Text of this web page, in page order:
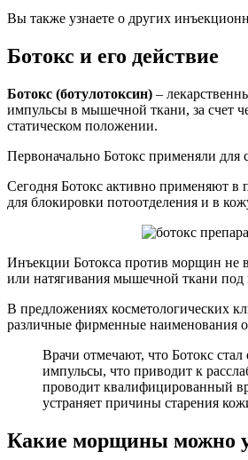
Вы также узнаете о других
Ботокс и его действие
Ботокс (ботулотоксин) –
импульсы в мышечной ткани, за счет
статическом положении.
Первоначально Ботокс применяли для
Сегодня Ботокс активно применяют
для блокировки потоотделения и в
Инъекции Ботокса против морщин не
или натягивания мышечной ткани под
В предложениях косметологических
различные фирменные наименования
Врачи отмечают, что Ботокс
импульсы, что приводит к
проводит квалифицированный
устраняет причины старения
Какие морщины можно